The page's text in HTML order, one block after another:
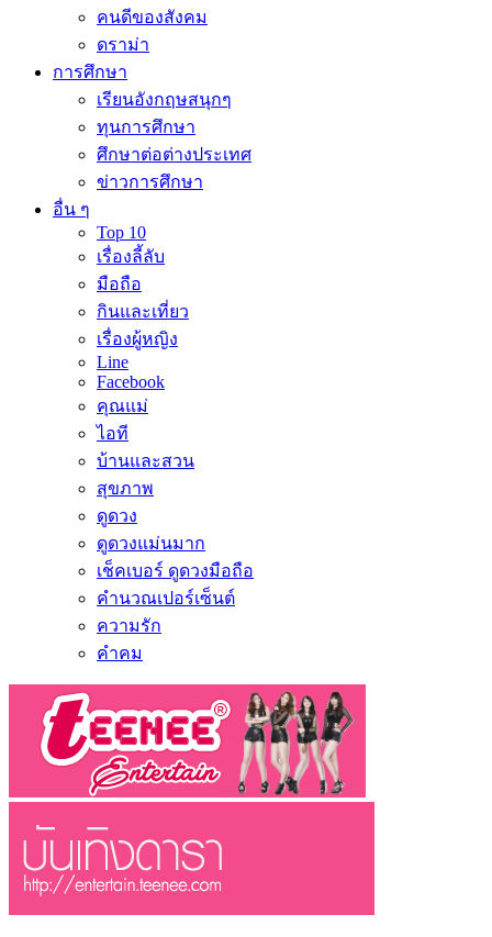
คนดีของสังคม
ดราม่า
การศึกษา
เรียนอังกฤษสนุกๆ
ทุนการศึกษา
ศึกษาต่อต่างประเทศ
ข่าวการศึกษา
อื่น ๆ
Top 10
เรื่องลี้ลับ
มือถือ
กินและเที่ยว
เรื่องผู้หญิง
Line
Facebook
คุณแม่
ไอที
บ้านและสวน
สุขภาพ
ดูดวง
ดูดวงแม่นมาก
เช็คเบอร์ ดูดวงมือถือ
คำนวณเปอร์เซ็นต์
ความรัก
คำคม